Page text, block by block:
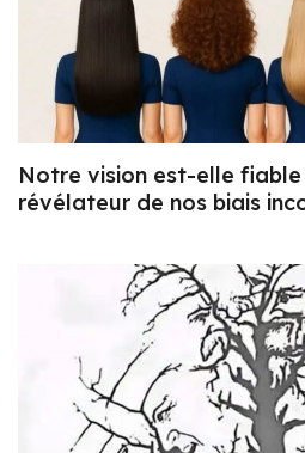
Notre vision est-elle
révélateur de nos biais